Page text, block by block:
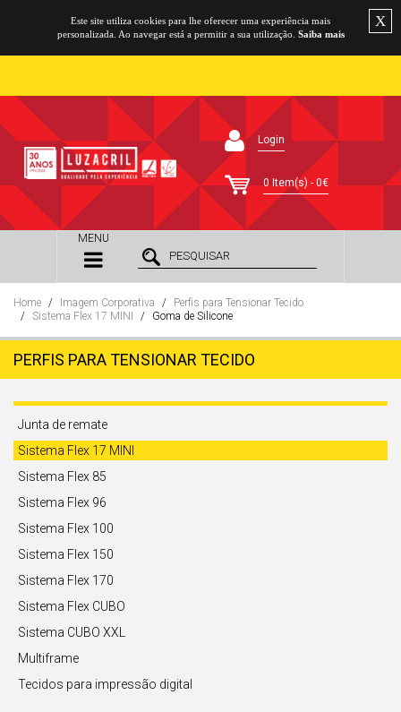
Este site utiliza cookies para lhe oferecer uma experiência mais
personalizada. Ao navegar está a permitir a sua utilização. Saiba mais
X
Login
0 Item(s) - 0€
MENU
Home Imagem Corporativa
Perfis para Tensionar Tecido
Sistema Flex 17 MINI
Goma de Silicone
PERFIS PARA TENSIONAR TECIDO
Junta de remate
Sistema Flex 17 MINI
Sistema Flex 85
Sistema Flex 96
Sistema Flex 100
Sistema Flex 150
Sistema Flex 170
Sistema Flex CUBO
Sistema CUBO XXL
Multiframe
Tecidos para impressão digital